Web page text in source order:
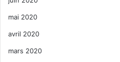
mai 2020
avril 2020
mars 2020